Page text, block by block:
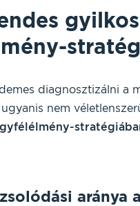
diagnosztizálni a
nem
aránya a